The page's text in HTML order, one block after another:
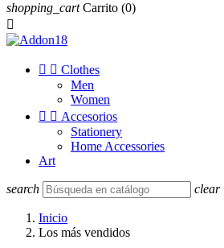
shopping_cart Carrito (0)

  Clothes
Men
Women
  Accesorios
Stationery
Home Accessories
Art
search clear
Inicio
Los más vendidos